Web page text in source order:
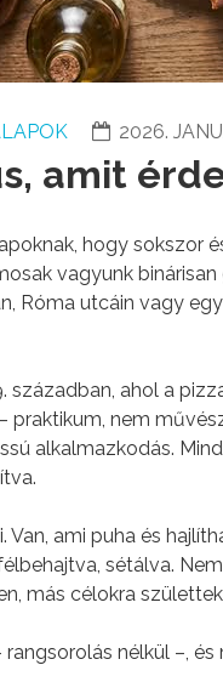
2026.
amit
hogy sokszor
vagyunk
Róma utcáin vagy
ahol a
praktikum, nem
alkalmazkodás.
Van, ami puha és
sétálva.
más célokra
nélkül –,